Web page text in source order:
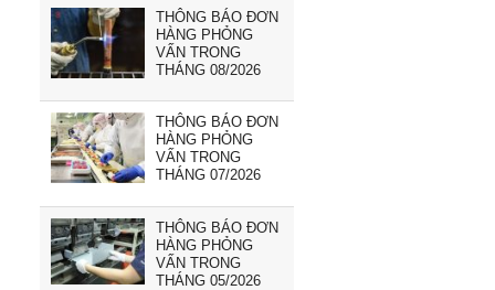
THÔNG BÁO ĐƠN
HÀNG PHỎNG
VẤN TRONG
THÁNG 08/2026
THÔNG BÁO ĐƠN
HÀNG PHỎNG
VẤN TRONG
THÁNG 07/2026
THÔNG BÁO ĐƠN
HÀNG PHỎNG
VẤN TRONG
THÁNG 05/2026